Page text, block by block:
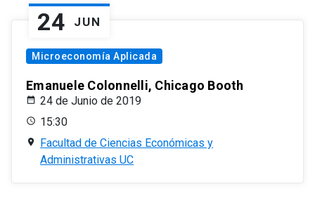
24 JUN
Microeconomía Aplicada
Emanuele Colonnelli, Chicago Booth
24 de Junio de 2019
15:30
Facultad de Ciencias Económicas y
Administrativas UC